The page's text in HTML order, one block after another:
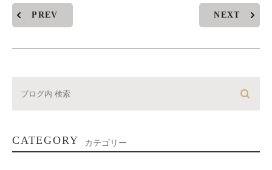
PREV NEXT
CATEGORY カテゴリー